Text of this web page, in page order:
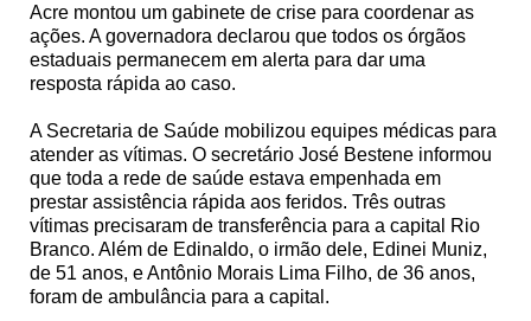
Acre montou um gabinete de crise para coordenar as
ações. A governadora declarou que todos os órgãos
estaduais permanecem em alerta para dar uma
resposta rápida ao caso.
A Secretaria de Saúde mobilizou equipes médicas para
atender as vítimas. O secretário José Bestene informou
que toda a rede de saúde estava empenhada em
prestar assistência rápida aos feridos. Três outras
vítimas precisaram de transferência para a capital Rio
Branco. Além de Edinaldo, o irmão dele, Edinei Muniz,
de 51 anos, e Antônio Morais Lima Filho, de 36 anos,
foram de ambulância para a capital.